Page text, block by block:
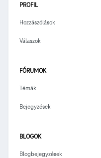
PROFIL
Hozzászólások
Válaszok
FÓRUMOK
Témák
Bejegyzések
BLOGOK
Blogbejegyzések